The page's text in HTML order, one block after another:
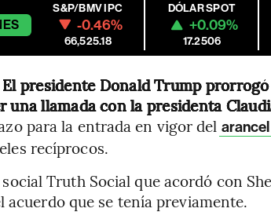
S&P/BMV IPC
-0.46%
66,525.18
DÓLAR SPOT
+0.09%
17.2506
El presidente Donald Trump
una llamada con la presidenta
para la entrada en vigor del
recíprocos.
Truth Social que acordó con
acuerdo que se tenía previamente.